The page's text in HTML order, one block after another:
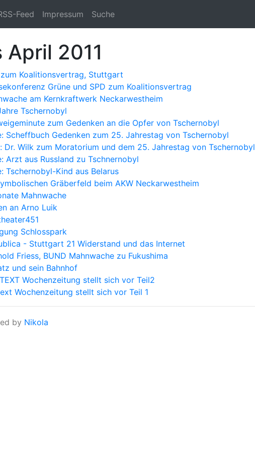
Feed Impressum Suche
2011
Koalitionsvertrag, Stuttgart
Grüne und SPD zum Koalitionsvertrag
am Kernkraftwerk Neckarwestheim
Tschernobyl
zum Gedenken an die Opfer von Tschernobyl
Scheffbuch Gedenken zum 25. Jahrestag von Tschernobyl
Dr. Wilk zum Moratorium und dem 25. Jahrestag von Tschernobyl
Arzt aus Russland zu Tschnernobyl
Tschernobyl-Kind aus Belarus
Gräberfeld beim AKW Neckarwestheim
Mahnwache
an Arno Luik
Schlosspark
- Stuttgart 21 Widerstand und das Internet
Friess, BUND Mahnwache zu Fukushima
und sein Bahnhof
Wochenzeitung stellt sich vor Teil2
Wochenzeitung stellt sich vor Teil 1
by Nikola